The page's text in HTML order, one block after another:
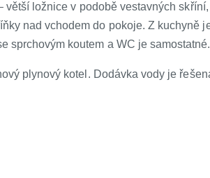
větší ložnice v podobě vestavných
nad vchodem do pokoje. Z kuchyně
sprchovým koutem a WC je samostatné.
plynový kotel. Dodávka vody je